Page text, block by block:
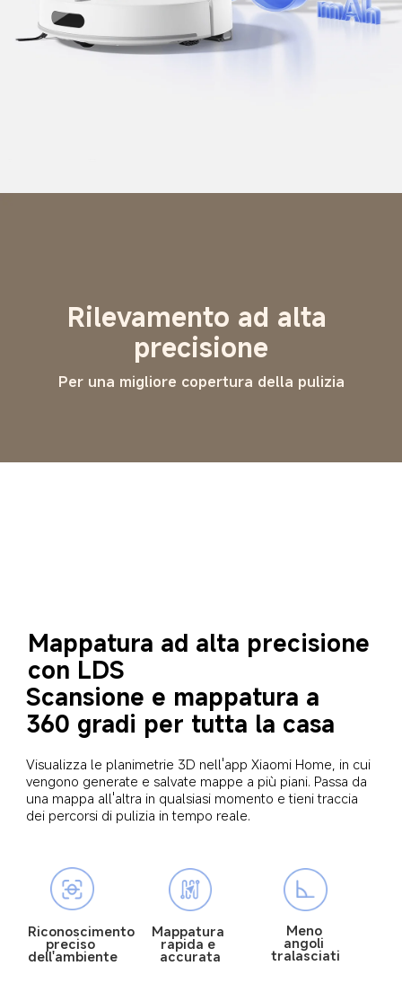
Rilevamento ad alta
precisione
Per una migliore copertura della pulizia
Mappatura ad alta precisione
con LDS
Scansione e mappatura a
360 gradi per tutta la casa
Visualizza le planimetrie 3D nell'app Xiaomi Home, in cui
vengono generate e salvate mappe a più piani. Passa da
una mappa all'altra in qualsiasi momento e tieni traccia
dei percorsi di pulizia in tempo reale.
Riconoscimento
preciso
dell'ambiente
Mappatura
rapida e
accurata
Meno
angoli
tralasciati